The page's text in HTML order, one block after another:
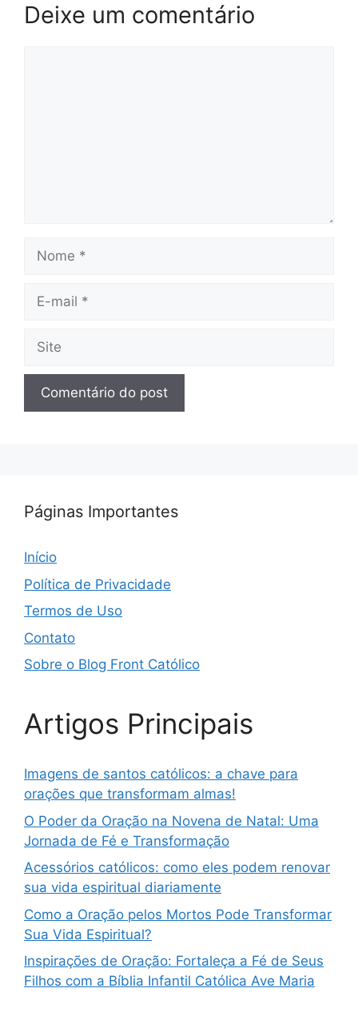
Deixe um comentário
Nome
Site
Páginas Importantes
Início
Política de Privacidade
Termos de Uso
Contato
Sobre o Blog Front Católico
Artigos Principais
Imagens de santos católicos: a chave para
orações que transformam almas!
O Poder da Oração na Novena de Natal: Uma
Jornada de Fé e Transformação
Acessórios católicos: como eles podem renovar
sua vida espiritual diariamente
Como a Oração pelos Mortos Pode Transformar
Sua Vida Espiritual?
Inspirações de Oração: Fortaleça a Fé de Seus
Filhos com a Bíblia Infantil Católica Ave Maria